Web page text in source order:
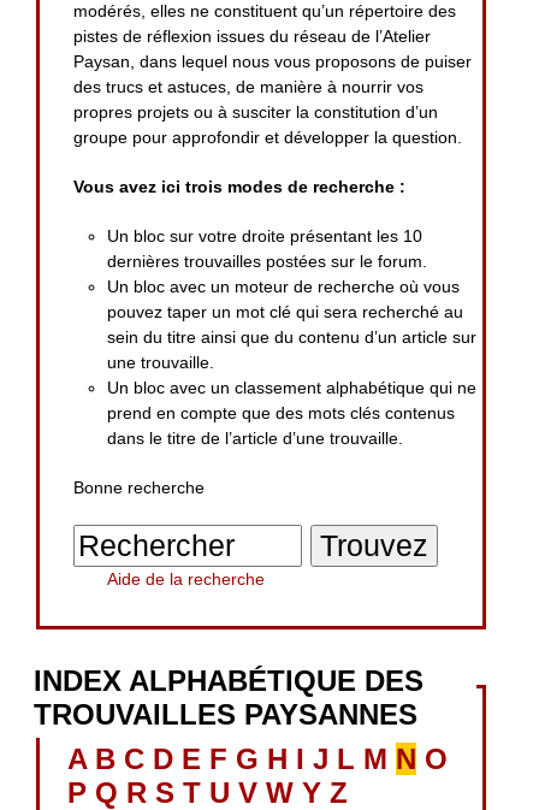
modérés, elles ne constituent qu’un répertoire des
pistes de réflexion issues du réseau de l’Atelier
Paysan, dans lequel nous vous proposons de puiser
des trucs et astuces, de manière à nourrir vos
propres projets ou à susciter la constitution d’un
groupe pour approfondir et développer la question.
Vous avez ici trois modes de recherche :
Un bloc sur votre droite présentant les 10
dernières trouvailles postées sur le forum.
Un bloc avec un moteur de recherche où vous
pouvez taper un mot clé qui sera recherché au
sein du titre ainsi que du contenu d’un article sur
une trouvaille.
Un bloc avec un classement alphabétique qui ne
prend en compte que des mots clés contenus
dans le titre de l’article d’une trouvaille.
Bonne recherche
Aide de la recherche
INDEX ALPHABÉTIQUE DES
TROUVAILLES PAYSANNES
A B C D E F G H I J L M N O
P Q R S T U V W Y Z